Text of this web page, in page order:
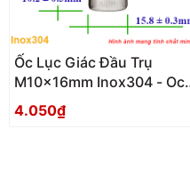
Ốc Lục Giác Đầu Trụ
M10x16mm Inox304 - Oc
Luc Giac Dau Tru
4.050₫